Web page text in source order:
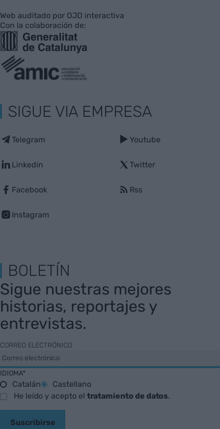
Web auditado por OJD interactiva
Con la colaboración de:
SIGUE VIA EMPRESA
Telegram
Linkedin
Facebook
Instagram
Youtube
Twitter
Rss
BOLETÍN
Sigue nuestras mejores
historias, reportajes y
entrevistas.
CORREO ELECTRÓNICO
IDIOMA*
Catalán
Castellano
He leído y acepto el tratamiento de datos.
Suscribirse